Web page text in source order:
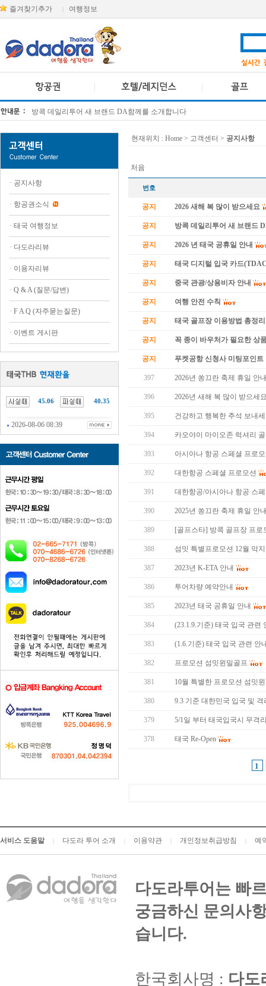
즐겨찾기추가 여행정보
방콕 데일리투어 새 브랜드 DA함께를 소개합니다
· 공지사항
· 항공권소식
· 태국 여행정보
· 다도라리뷰
· 이용자리뷰
· Q & A (질문/답변)
· F A Q (자주묻는질문)
· 이벤트 게시판
45.06 40.35
2026-08-06 08:39
현재위치 : Home > 고객센터 > 공지사항
처음
번호
공지 2026 새해 복 많이 받으세요
공지 방콕 데일리투어 새 브랜드
공지 2026 년 태국 공휴일 안내
공지 태국 디지털 입국 카드
공지 중국 관광/상용비자 안내
공지 여행 안전 수칙
공지 태국 골프장 이용방법 총정리
공지 꼭 종이 바우처가 필요한 상
공지 푸켓공항 신청사 미팅포인트
397 2026년 쏭끄란 축제 휴일 안
396 2026년 새해 복 많이 받으세
395 건강하고 행복한 추석 보내
394 카오야이 마이오존 럭셔리
393 아시아나 항공 스페셜 프로
392 대한항공 스페셜 프로모션
391 대한항공/아시아나 항공 스
390 2025년 쏭끄란 축제 휴일 안
389 [골프스타] 방콕 골프장 프로
388 섬밋 특별프로모션 12월 막
387 2023년 K-ETA 안내
386 투어차량 예약안내
385 2023년 태국 공휴일 안내
384 (23.1.9.기준) 태국 입국 관련
383 (1.6.기준) 태국 입국 관련 안
382 프로모션 섬밋윈밀골프
381 10월 특별한 프로모션 섬밋
380 9.3 기준 대한민국 입국 및
379 5/1일 부터 태국입국시 무격
378 태국 Re-Open
1
서비스 도움말 다도라 투어 소개 이용약관 개인정보취급방침 예
다도라투어는 빠
궁금하신 문의사
습니다.
한국회사명 : 다도